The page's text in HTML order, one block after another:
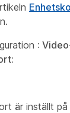
:
är inställt